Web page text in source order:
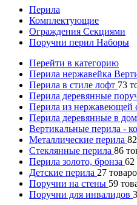
Перила
Комплектующие
Ограждения Секциями
Поручни перил Наборы
Перейти в категорию
Перила нержавейка
Перила в стиле лофт 73
Перила деревянные
Перила из нержавеющей
Перила деревянные в дом
Вертикальные перила -
Металлические перила 82
Стеклянные перила 86
Перила золото, бронза 62
Детские перила 27
Поручни на стены 59
Поручни для инвалидов